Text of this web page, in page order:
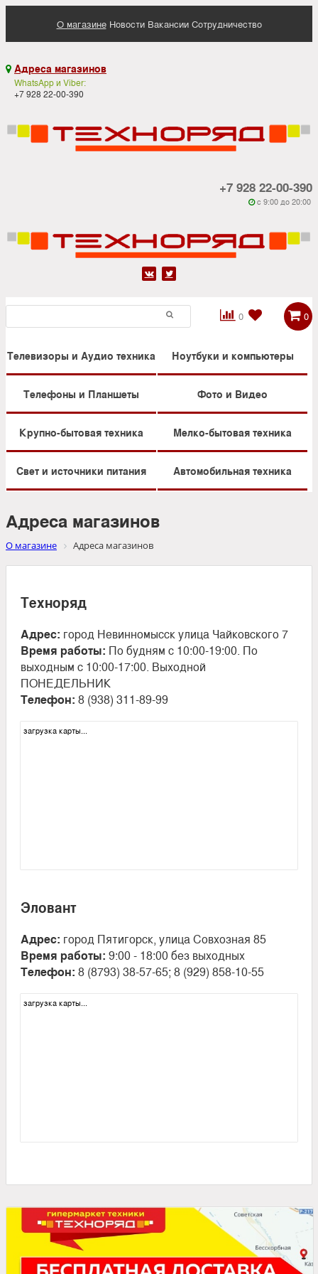
О магазине Новости Вакансии Сотрудничество
 Адреса магазинов
WhatsApp и Viber:
+7 928 22-00-390
+7 928 22-00-390
 c 9:00 до 20:00
 
0

 0
Телевизоры и Аудио техника Ноутбуки и компьютеры
Телефоны и Планшеты Фото и Видео
Крупно-бытовая техника Мелко-бытовая техника
Свет и источники питания Автомобильная техника
Адреса магазинов
О магазине Адреса магазинов
Техноряд
Адрес: город Невинномысск улица Чайковского 7
Время работы: По будням с 10:00-19:00. По
выходным с 10:00-17:00. Выходной
ПОНЕДЕЛЬНИК
Телефон: 8 (938) 311-89-99
загрузка карты...
Эловант
Адрес: город Пятигорск, улица Совхозная 85
Время работы: 9:00 - 18:00 без выходных
Телефон: 8 (8793) 38-57-65; 8 (929) 858-10-55
загрузка карты...